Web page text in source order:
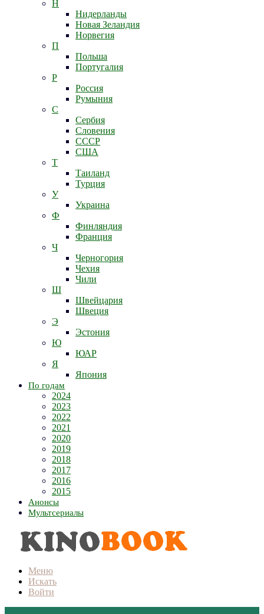
Н
Нидерланды
Новая Зеландия
Норвегия
П
Польша
Португалия
Р
Россия
Румыния
С
Сербия
Словения
СССР
США
Т
Таиланд
Турция
У
Украина
Ф
Финляндия
Франция
Ч
Черногория
Чехия
Чили
Ш
Швейцария
Швеция
Э
Эстония
Ю
ЮАР
Я
Япония
По годам
2024
2023
2022
2021
2020
2019
2018
2017
2016
2015
Анонсы
Мультсериалы
Меню
Искать
Войти